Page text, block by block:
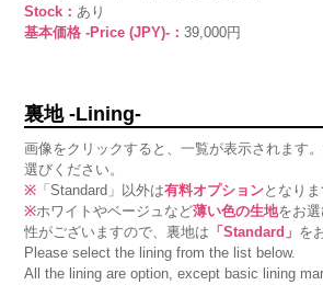
Stock：あり
基本価格 -Price (JPY)-：39,000円
裏地 -Lining-
画像をクリックすると、一覧が表示されます
選びください。
※ 「Standard」以外は有料オプションとなりま
※ホワイトやベージュなど薄い色の生地をお
性がございますので、裏地は 「Standard」 を
Please select the lining from the list below.
All the lining are option, except basic lining